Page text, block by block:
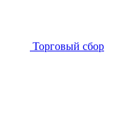
Торговый сбор